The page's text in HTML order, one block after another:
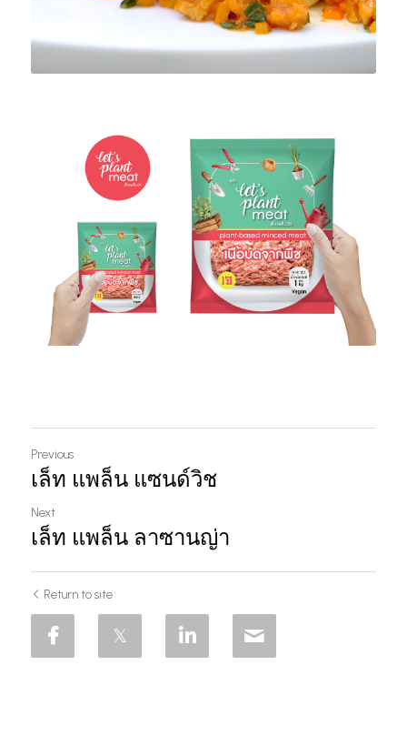
Previous
เล็ท แพล็น แซนด์วิช
Next
เล็ท แพล็น ลาซานญ่า
Return to site